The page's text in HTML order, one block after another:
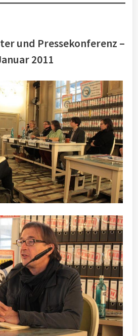
und Pressekonferenz –
2011